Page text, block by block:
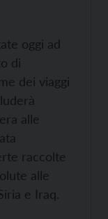
oggi ad
di
dei viaggi
alle
raccolte
alle
e Iraq.